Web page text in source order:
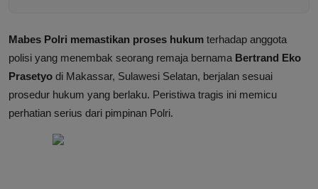
Mabes Polri memastikan proses hukum terhadap anggota
polisi yang menembak seorang remaja bernama Bertrand Eko
Prasetyo di Makassar, Sulawesi Selatan, berjalan sesuai
prosedur hukum yang berlaku. Peristiwa tragis ini memicu
perhatian serius dari pimpinan Polri.